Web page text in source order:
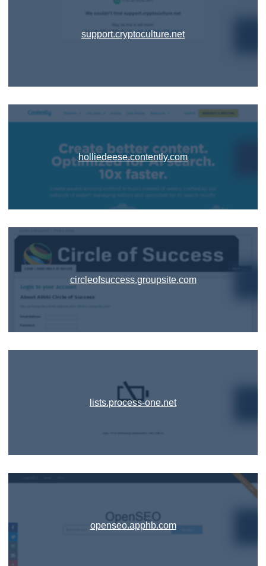
support.cryptoculture.net
holliedeese.contently.com
circleofsuccess.groupsite.com
lists.process-one.net
openseo.apphb.com